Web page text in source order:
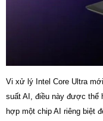
Vi xử lý Intel Core Ultra
suất AI, điều này được thể
hợp một chip AI riêng biệt